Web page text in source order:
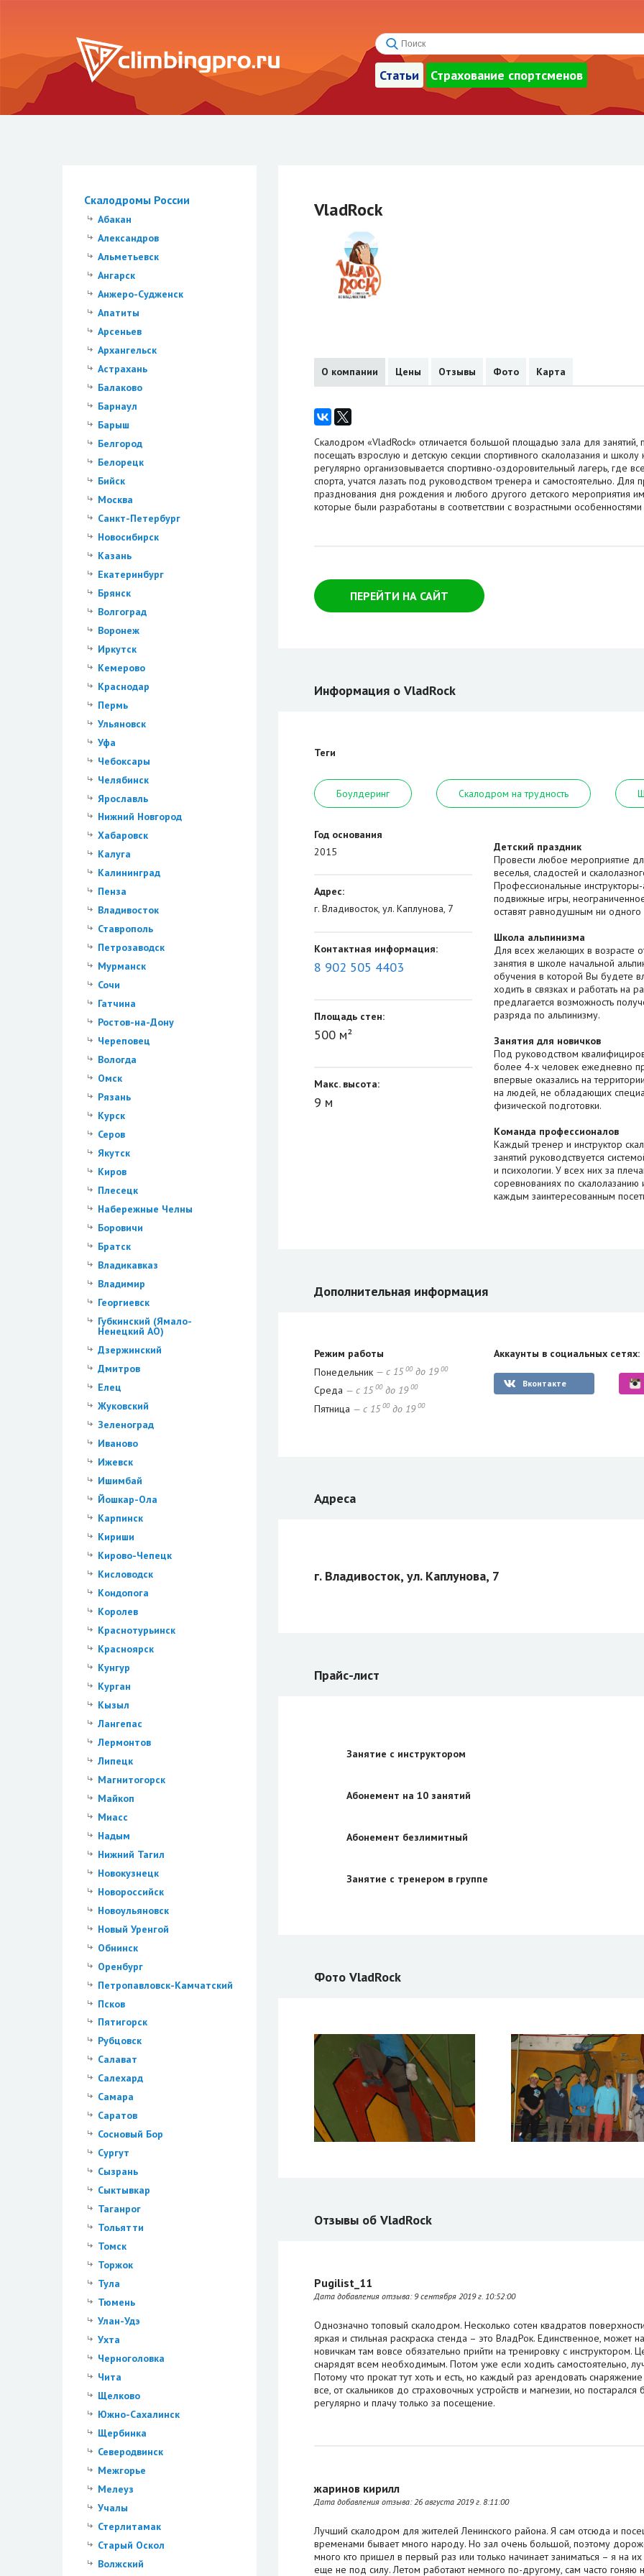
Статьи Страхование спортсменов
Скалодромы России
Абакан
Александров
Альметьевск
Ангарск
Анжеро-Судженск
Апатиты
Арсеньев
Архангельск
Астрахань
Балаково
Барнаул
Барыш
Белгород
Белорецк
Бийск
Москва
Санкт-Петербург
Новосибирск
Казань
Екатеринбург
Брянск
Волгоград
Воронеж
Иркутск
Кемерово
Краснодар
Пермь
Ульяновск
Уфа
Чебоксары
Челябинск
Ярославль
Нижний Новгород
Хабаровск
Калуга
Калининград
Пенза
Владивосток
Ставрополь
Петрозаводск
Мурманск
Сочи
Гатчина
Ростов-на-Дону
Череповец
Вологда
Омск
Рязань
Курск
Серов
Якутск
Киров
Плесецк
Набережные Челны
Боровичи
Братск
Владикавказ
Владимир
Георгиевск
Губкинский (Ямало-
Ненецкий АО)
Дзержинский
Дмитров
Елец
Жуковский
Зеленоград
Иваново
Ижевск
Ишимбай
Йошкар-Ола
Карпинск
Кириши
Кирово-Чепецк
Кисловодск
Кондопога
Королев
Краснотурьинск
Красноярск
Кунгур
Курган
Кызыл
Лангепас
Лермонтов
Липецк
Магнитогорск
Майкоп
Миасс
Надым
Нижний Тагил
Новокузнецк
Новороссийск
Новоульяновск
Новый Уренгой
Обнинск
Оренбург
Петропавловск-Камчатский
Псков
Пятигорск
Рубцовск
Салават
Салехард
Самара
Саратов
Сосновый Бор
Сургут
Сызрань
Сыктывкар
Таганрог
Тольятти
Томск
Торжок
Тула
Тюмень
Улан-Удэ
Ухта
Черноголовка
Чита
Щелково
Южно-Сахалинск
Щербинка
Северодвинск
Межгорье
Мелеуз
Учалы
Стерлитамак
Старый Оскол
Волжский
VladRock
О компании Цены Отзывы Фото Карта
Скалодром «VladRock» отличается большой площадью зала для
посещать взрослую и детскую секции спортивного скалолазания и школу
регулярно организовывается спортивно-оздоровительный лагерь, где
спорта, учатся лазать под руководством тренера и самостоятельно. Для
празднования дня рождения и любого другого детского мероприятия
которые были разработаны в соответствии с возрастными особенностями
ПЕРЕЙТИ НА САЙТ
Информация о VladRock
Теги
Боулдеринг Скалодром на трудность
Год основания
2015
Адрес:
г. Владивосток, ул. Каплунова, 7
Контактная информация:
8 902 505 4403
Площадь стен:
500 м²
Макс. высота:
9 м
Детский праздник
Провести любое мероприятие
веселья, сладостей и
Профессиональные
подвижные игры,
оставят равнодушным ни
Школа альпинизма
Для всех желающих в возрасте
занятия в школе начальной
обучения в которой Вы будете
ходить в связках и работать на
предлагается возможность
разряда по альпинизму.
Занятия для новичков
Под руководством
более 4-х человек ежедневно
впервые оказались на
на людей, не обладающих
физической подготовки.
Команда профессионалов
Каждый тренер и инструктор
занятий руководствуется
и психологии. У всех них за
соревнованиях по скалолазанию
каждым заинтересованным
Дополнительная информация
Режим работы
Понедельник — с 15 00до 19 00
Среда — с 15 00до 19 00
Пятница — с 15 00до 19 00
Аккаунты в социальных сетях:
Вконтакте
Адреса
г. Владивосток, ул. Каплунова, 7
Прайс-лист
Занятие с инструктором
Абонемент на 10 занятий
Абонемент безлимитный
Занятие с тренером в группе
Фото VladRock
Отзывы об VladRock
Pugilist_11
Дата добавления отзыва: 9 сентября 2019 г. 10:52:00
Однозначно топовый скалодром. Несколько сотен квадратов
яркая и стильная раскраска стенда – это ВладРок. Единственное, может
новичкам там вовсе обязательно прийти на тренировку с инструктором.
снарядят всем необходимым. Потом уже если ходить самостоятельно,
Потому что прокат тут хоть и есть, но каждый раз арендовать
все, от скальников до страховочных устройств и магнезии, но
регулярно и плачу только за посещение.
жаринов кирилл
Дата добавления отзыва:26 августа 2019 г. 8:11:00
Лучший скалодром для жителей Ленинского района. Я сам отсюда и
временами бывает много народу. Но зал очень большой, поэтому
много кто пришел в первый раз или только начинает заниматься – я на
еще не под силу. Летом работают немного по-другому, сам часто гоняю